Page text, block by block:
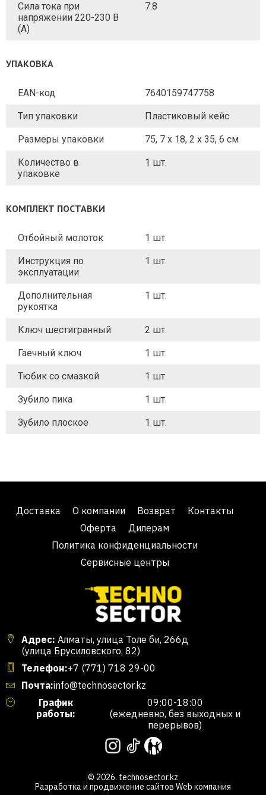
Сила тока при
напряжении 220-230 В
(А)
7.8
УПАКОВКА
EAN-код 7640159747758
Тип упаковки Пластиковый кейс
Размеры упаковки 75, 7 x 18, 2 x 35, 6 cм
Количество в
упаковке
1 шт.
КОМПЛЕКТ ПОСТАВКИ
Отбойный молоток 1 шт.
Инструкция по
эксплуатации
1 шт.
Дополнительная
рукоятка
1 шт.
Ключ шестигранный 2 шт.
Гаечный ключ 1 шт.
Тюбик со смазкой 1 шт.
Зубило пика 1 шт.
Зубило плоское 1 шт.
Доставка О компании Возврат
Контакты
Оферта
Дилерам
Политика конфиденциальности
Сервисные центры
Адрес: Алматы, улица Толе би, 266д
(улица Брусиловского, 82)
Телефон:+7 (771) 718 29-00
Почта:info@technosector.kz
График
работы:
09:00-18:00
(ежедневно, без выходных и
перерывов)
© 2026. technosector.kz
Разработка и продвижение сайтов Web компания